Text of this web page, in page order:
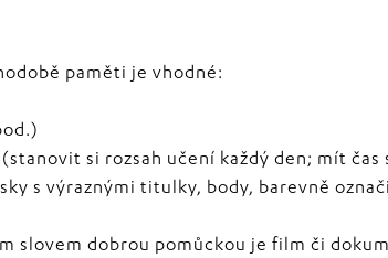
paměti je vhodné:
si rozsah učení každý den; mít
s výraznými titulky, body, barevně
slovem dobrou pomůckou je film či